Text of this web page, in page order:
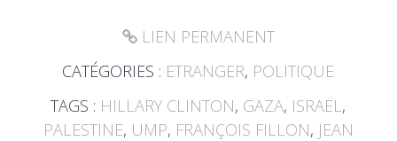
LIEN PERMANENT
CATÉGORIES : ETRANGER, POLITIQUE
TAGS : HILLARY CLINTON, GAZA, ISRAËL,
PALESTINE, UMP, FRANÇOIS FILLON, JEAN